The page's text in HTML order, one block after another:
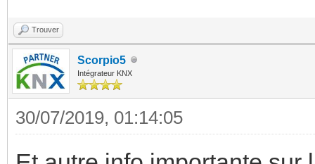
Trouver
Scorpio5
Intégrateur KNX
30/07/2019, 01:14:05